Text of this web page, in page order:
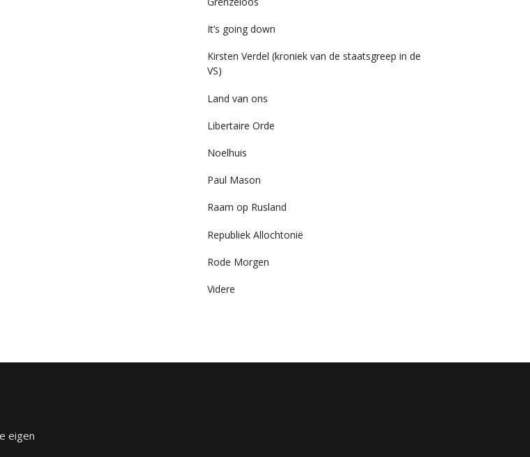
It’s going down
Kirsten Verdel (kroniek van de staatsgreep in de
VS)
Land van ons
Libertaire Orde
Noelhuis
Paul Mason
Raam op Rusland
Republiek Allochtonië
Rode Morgen
Videre
eigen